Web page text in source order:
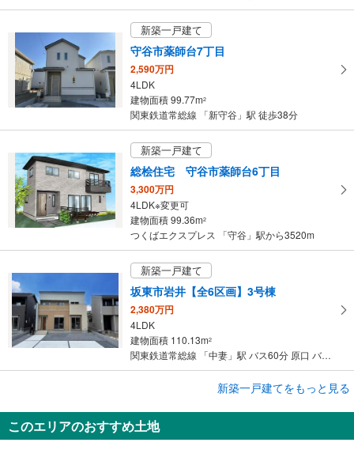
新築一戸建て
守谷市薬師台7丁目
2,590万円
4LDK
建物面積 99.77m2
関東鉄道常総線 「新守谷」駅 徒歩38分
新築一戸建て
総桧住宅 守谷市薬師台6丁目
3,300万円
4LDK※変更可
建物面積 99.36m2
つくばエクスプレス 「守谷」駅から3520m
新築一戸建て
坂東市岩井【全6区画】3号棟
2,380万円
4LDK
建物面積 110.13m2
関東鉄道常総線 「中妻」駅 バス60分 原口 バス停下車 徒歩84分
取手市井野台3丁目
新築一戸建てをもっと見る
このエリアのおすすめ土地